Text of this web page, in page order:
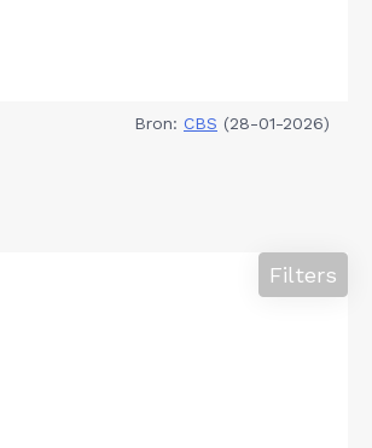
Bron: CBS (28-01-2026)
Filters